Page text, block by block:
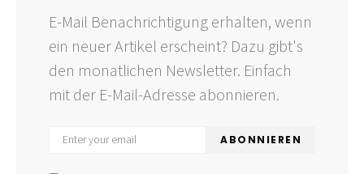
E-Mail Benachrichtigung erhalten, wenn
ein neuer Artikel erscheint? Dazu gibt's
den monatlichen Newsletter. Einfach
mit der E-Mail-Adresse abonnieren.
ABONNIEREN